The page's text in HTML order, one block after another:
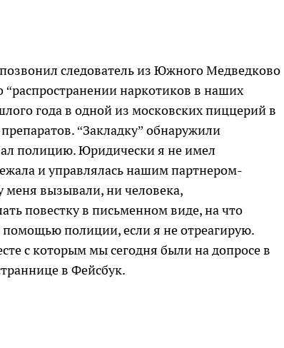
следователь из Южного Медведково
“распространении наркотиков в наших
года в одной из московских пиццерий в
“Закладку” обнаружили
полицию. Юридически я не имел
и управлялась нашим партнером-
меня вызывали, ни человека,
повестку в письменном виде, на что
полиции, если я не отреагирую.
с которым мы сегодня были на допросе в
в Фейсбук.